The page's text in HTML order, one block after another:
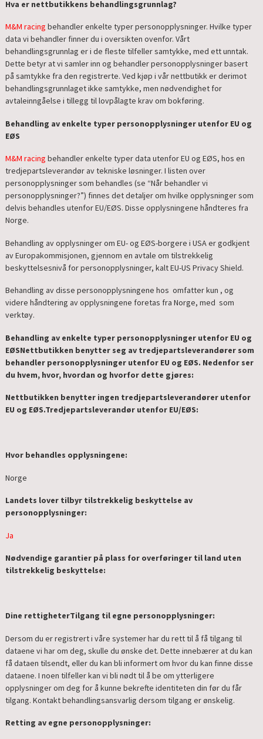
Hva er nettbutikkens behandlingsgrunnlag?
M&M racing behandler enkelte typer personopplysninger. Hvilke typer
data vi behandler finner du i oversikten ovenfor. Vårt
behandlingsgrunnlag er i de fleste tilfeller samtykke, med ett unntak.
Dette betyr at vi samler inn og behandler personopplysninger basert
på samtykke fra den registrerte. Ved kjøp i vår nettbutikk er derimot
behandlingsgrunnlaget ikke samtykke, men nødvendighet for
avtaleinngåelse i tillegg til lovpålagte krav om bokføring.
Behandling av enkelte typer personopplysninger utenfor EU og
EØS
M&M racing behandler enkelte typer data utenfor EU og EØS, hos en
tredjepartsleverandør av tekniske løsninger. I listen over
personopplysninger som behandles (se “Når behandler vi
personopplysninger?”) finnes det detaljer om hvilke opplysninger som
delvis behandles utenfor EU/EØS. Disse opplysningene håndteres fra
Norge.
Behandling av opplysninger om EU- og EØS-borgere i USA er godkjent
av Europakommisjonen, gjennom en avtale om tilstrekkelig
beskyttelsesnivå for personopplysninger, kalt EU-US Privacy Shield.
Behandling av disse personopplysningene hos omfatter kun , og
videre håndtering av opplysningene foretas fra Norge, med som
verktøy.
Behandling av enkelte typer personopplysninger utenfor EU og
EØSNettbutikken benytter seg av tredjepartsleverandører som
behandler personopplysninger utenfor EU og EØS. Nedenfor ser
du hvem, hvor, hvordan og hvorfor dette gjøres:
Nettbutikken benytter ingen tredjepartsleverandører utenfor
EU og EØS.Tredjepartsleverandør utenfor EU/EØS:
Hvor behandles opplysningene:
Norge
Landets lover tilbyr tilstrekkelig beskyttelse av
personopplysninger:
Ja
Nødvendige garantier på plass for overføringer til land uten
tilstrekkelig beskyttelse:
Dine rettigheterTilgang til egne personopplysninger:
Dersom du er registrert i våre systemer har du rett til å få tilgang til
dataene vi har om deg, skulle du ønske det. Dette innebærer at du kan
få dataen tilsendt, eller du kan bli informert om hvor du kan finne disse
dataene. I noen tilfeller kan vi bli nødt til å be om ytterligere
opplysninger om deg for å kunne bekrefte identiteten din før du får
tilgang. Kontakt behandlingsansvarlig dersom tilgang er ønskelig.
Retting av egne personopplysninger: